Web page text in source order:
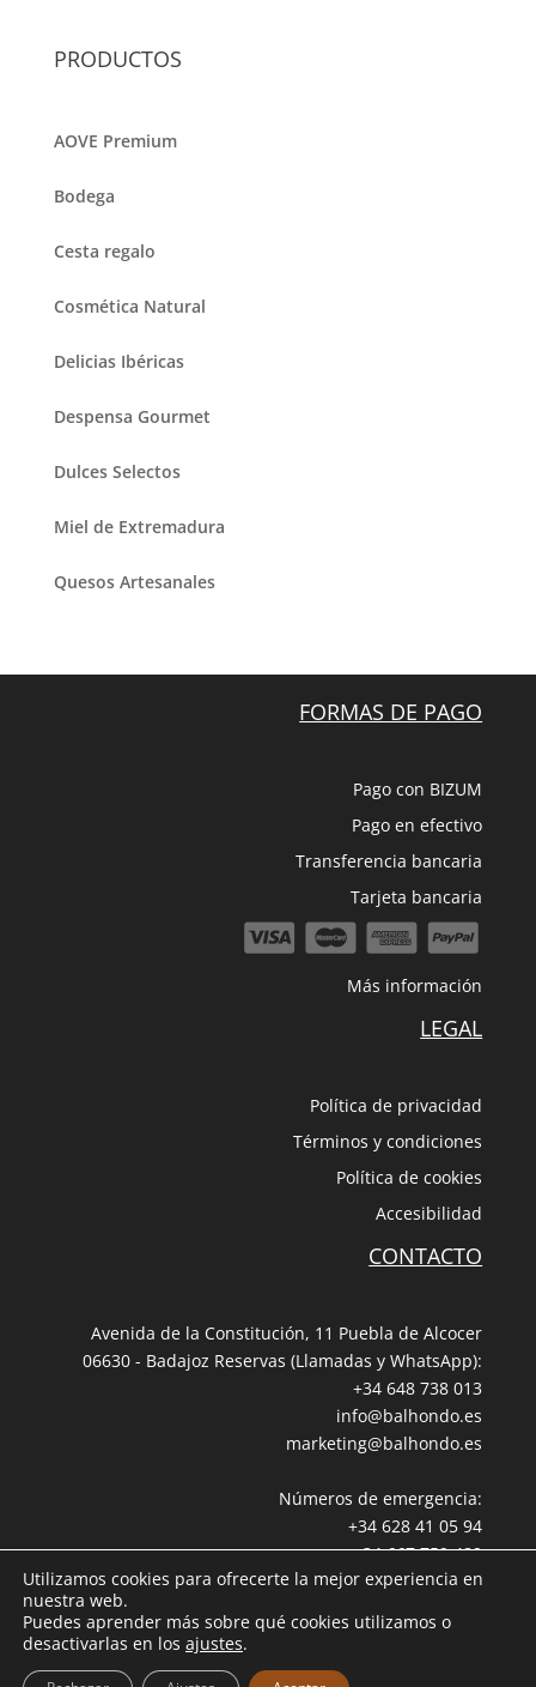
PRODUCTOS
AOVE Premium
Bodega
Cesta regalo
Cosmética Natural
Delicias Ibéricas
Despensa Gourmet
Dulces Selectos
Miel de Extremadura
Quesos Artesanales
FORMAS DE PAGO
Pago con BIZUM
Pago en efectivo
Transferencia bancaria
Tarjeta bancaria
Más información
LEGAL
Política de privacidad
Términos y condiciones
Política de cookies
Accesibilidad
CONTACTO
Avenida de la Constitución, 11 Puebla de Alcocer
06630 - Badajoz Reservas (Llamadas y WhatsApp):
+34 648 738 013
info@balhondo.es
marketing@balhondo.es
Números de emergencia:
+34 628 41 05 94
+34 667 759 489
BALHONDO OPEN VILLAGE © desde 2000. Todos los derechos
Utilizamos cookies para ofrecerte la mejor experiencia en
nuestra web.
Puedes aprender más sobre qué cookies utilizamos o
desactivarlas en los ajustes.